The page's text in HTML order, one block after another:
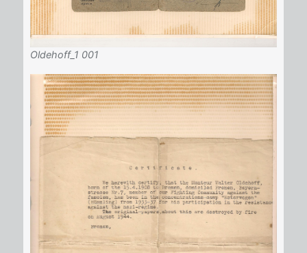
Oldehoff_1 001